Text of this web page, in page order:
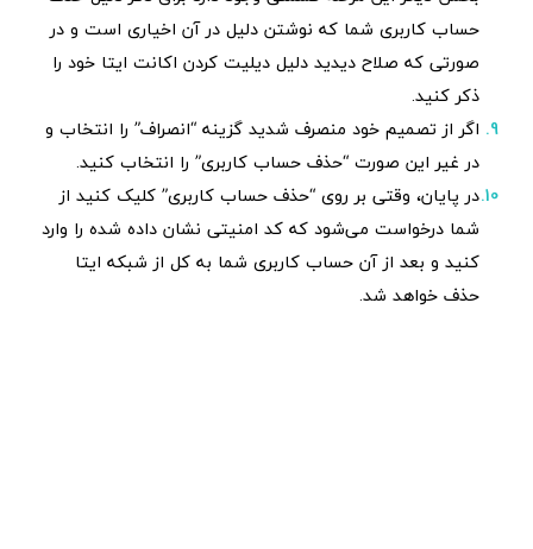
حساب کاربری شما که نوشتن دلیل در آن اخیاری است و در
صورتی که صلاح دیدید دلیل دیلیت کردن اکانت ایتا خود را
ذکر کنید.
اگر از تصمیم خود منصرف شدید گزینه “انصراف” را انتخاب و
در غیر این صورت “حذف حساب کاربری” را انتخاب کنید.
در پایان، وقتی بر روی “حذف حساب کاربری” کلیک کنید از
شما درخواست می‌شود که کد امنیتی نشان داده شده را وارد
کنید و بعد از آن حساب کاربری شما به کل از شبکه ایتا
حذف خواهد شد.